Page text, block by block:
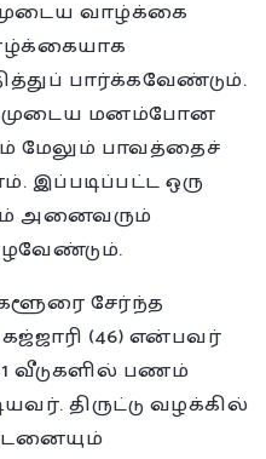
வாழ்க்கை
பார்க்கவேண்டும்.
மனம்போன
மேலும் பாவத்தைச்
இப்படிப்பட்ட ஒரு
அனைவரும்
சேர்ந்த
(46) என்பவர்
வீடுகளில் பணம்
திருட்டு வழக்கில்